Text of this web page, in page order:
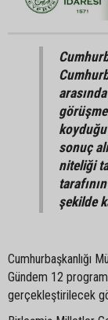
sonuç
niteliği
şekilde
Cumhurbaşkanlığı
Gündem 12
gerçekleştirilecek